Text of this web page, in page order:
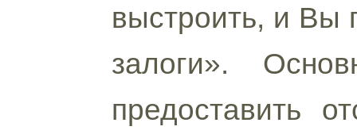
выстроить, и Вы
залоги».
предоставить